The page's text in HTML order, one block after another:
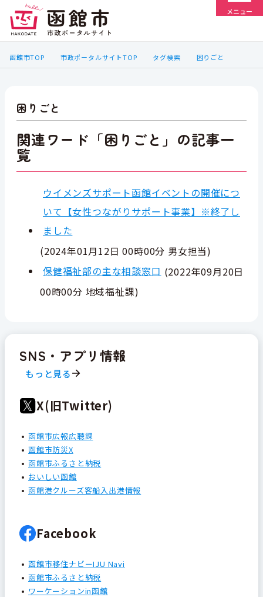
メニュー
函館市TOP 市政ポータルサイトTOP タグ検索 困りごと
困りごと
関連ワード「困りごと」の記事一
覧
ウイメンズサポート函館イベントの開催につ
いて【女性つながりサポート事業】※終了し
ました
(2024年01月12日 00時00分 男女担当)
保健福祉部の主な相談窓口 (2022年09月20日
00時00分 地域福祉課)
SNS・アプリ情報
もっと見る
X(旧Twitter)
函館市広報広聴課
函館市防災X
函館市ふるさと納税
おいしい函館
函館港クルーズ客船入出港情報
Facebook
函館市移住ナビーIJU Navi
函館市ふるさと納税
ワーケーションin函館